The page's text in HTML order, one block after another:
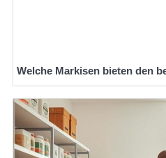
Welche Markisen bieten den